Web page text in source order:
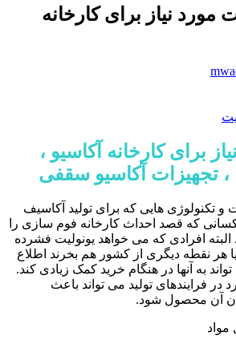
مورد نیاز برای کارخانه
برای کارخانه آکاسیو ،
، تجهیزات آکاسیو سقفی
و تکنولوژی هایی که برای تولید آکاسیف
که قصد احداث کارخانه فوم سازی را
افرادی که می خواهد یونولیت فشرده
یا هر نقطه دیگری از کشور هم بخرند اطلاع
به آنها در هنگام خرید کمک زیادی کند.
در فرایندهای تولید می تواند باعث
آن محصول شود.